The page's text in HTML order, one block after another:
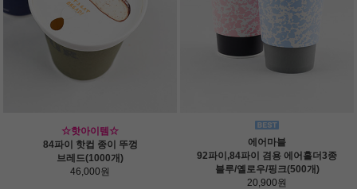
☆핫아이템☆
84파이 핫컵 종이 뚜껑
브레드(1000개)
46,000원
에어마블
92파이,84파이 겸용 에어홀더3종
블루/옐로우/핑크(500개)
20,900원